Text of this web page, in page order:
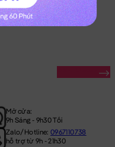
Mở cửa:
9h Sáng - 9h30 Tối
Zalo/Hotline:0967110738
hỗ trợ từ 9h - 21h30